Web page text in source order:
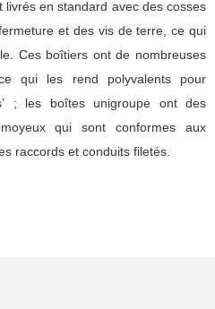
en standard avec des cosses
et des vis de terre, ce qui
Ces boîtiers ont de nombreuses
qui les rend polyvalents pour
; les boîtes unigroupe ont des
qui sont conformes aux
raccords et conduits filetés.